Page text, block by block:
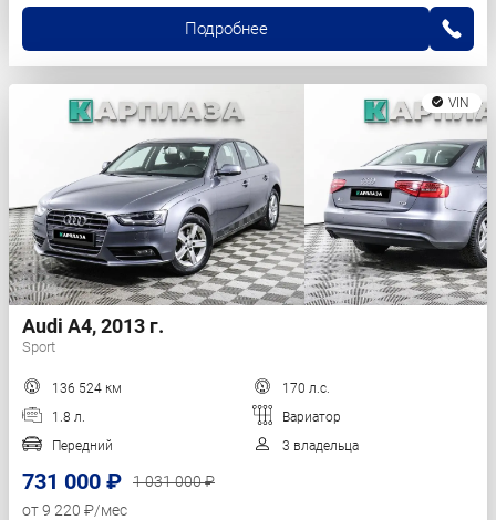
Подробнее
VIN
Audi A4, 2013 г.
Sport
136 524 км
170 л.с.
1.8 л.
Вариатор
Передний
3 владельца
731 000 ₽
1 031 000 ₽
от 9 220 ₽/мес